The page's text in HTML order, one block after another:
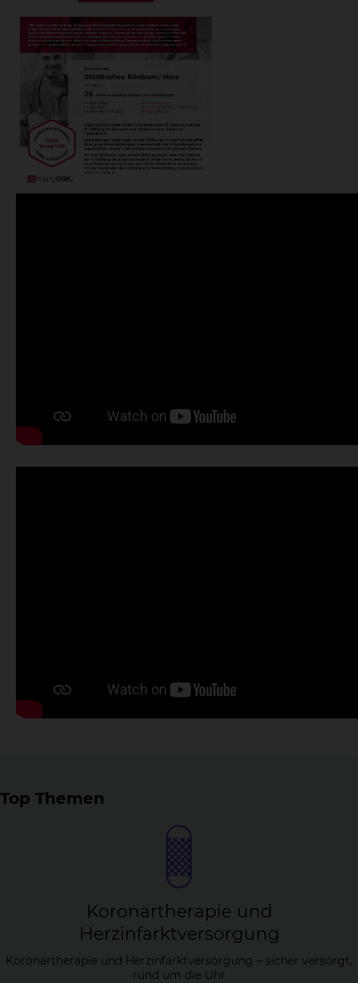
Top Themen
Ko­ron­arthe­ra­pie und
Herz­in­farkt­ver­sor­gung
Koronartherapie und Herzinfarktversorgung – sicher versorgt,
rund um die Uhr